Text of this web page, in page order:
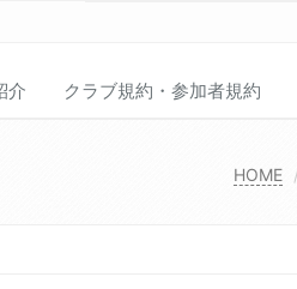
介 クラブ規約・参加者規約
HOME